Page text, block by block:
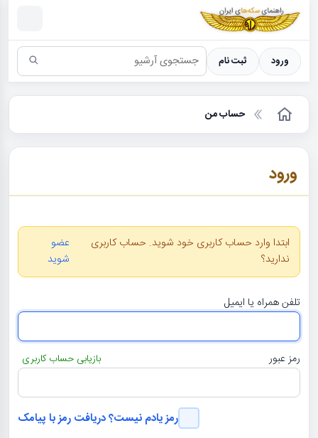
سکه ها ؛ راهنمای سکه شناسی
ورود ثبت نام
حساب من
ورود
ابتدا وارد حساب کاربری خود شوید. حساب کاربری
ندارید؟
عضو
شوید
تلفن همراه یا ایمیل
رمز عبور بازیابی حساب کاربری
رمز یادم نیست؟ دریافت رمز با پیامک